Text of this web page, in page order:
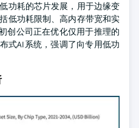
功耗的芯片发展，用于边缘变
低功耗限制、高内存带宽和实
创公司正在优化仅用于推理的
式AI系统，强调了向专用低功